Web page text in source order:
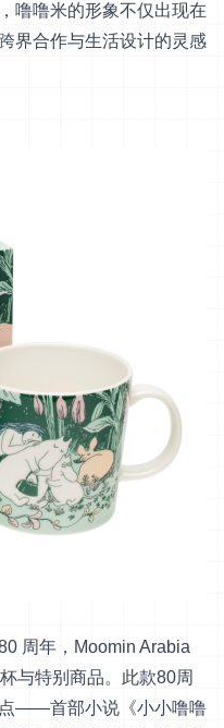
噜噜米的形象不仅出现在
界合作与生活设计的灵感
周年，Moomin Arabia
与特别商品。此款80周
——首部小说《小小噜噜